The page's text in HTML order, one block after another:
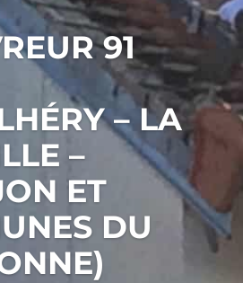
91
– LA
–
ET
DU